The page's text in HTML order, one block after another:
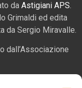
da Astigiani APS.
Grimaldi ed edita
da Sergio Miravalle.
dall’Associazione
corso Alfieri),